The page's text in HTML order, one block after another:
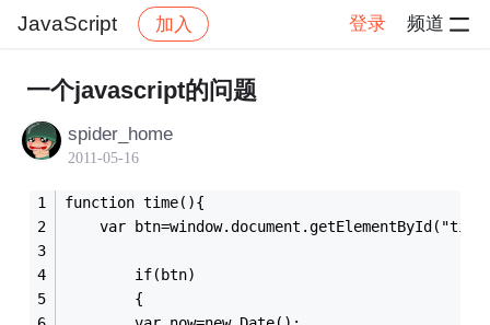
JavaScript 加入 登录 频道
社区 JavaScript 帖子详情
一个javascript的问题
spider_home
2011-05-16
function time(){
var
        if(btn)
        {